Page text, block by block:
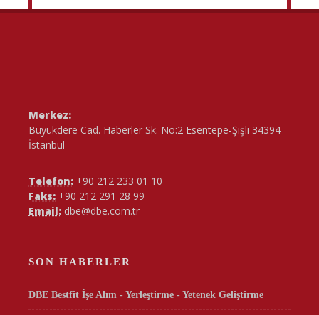
Merkez:
Büyükdere Cad. Haberler Sk. No:2 Esentepe-Şişli 34394
İstanbul
Telefon: +90 212 233 01 10
Faks: +90 212 291 28 99
Email: dbe@dbe.com.tr
SON HABERLER
DBE Bestfit İşe Alım - Yerleştirme - Yetenek Geliştirme